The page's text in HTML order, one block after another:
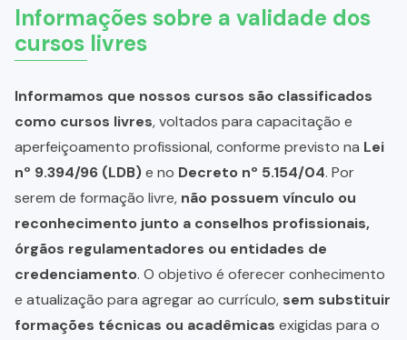
Informações sobre a validade dos
cursos livres
Informamos que nossos cursos são classificados
como cursos livres, voltados para capacitação e
aperfeiçoamento profissional, conforme previsto na Lei
nº 9.394/96 (LDB)e no Decreto nº 5.154/04. Por
serem de formação livre, não possuem vínculo ou
reconhecimento junto a conselhos profissionais,
órgãos regulamentadores ou entidades de
credenciamento. O objetivo é oferecer conhecimento
e atualização para agregar ao currículo, sem substituir
formações técnicas ou acadêmicas exigidas para o